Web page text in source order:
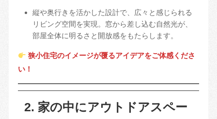
縦や奥行きを活かした設計で、広々と感じられる
リビング空間を実現。窓から差し込む自然光が、
部屋全体に明るさと開放感をもたらします。
狭小住宅のイメージが覆るアイデアをご体感くださ
い！
2. 家の中にアウトドアスペー